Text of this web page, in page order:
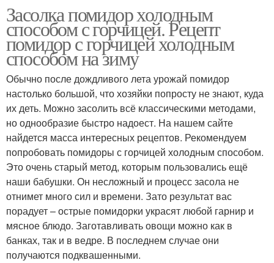
Засолка помидор холодным
способом с горчицей. Рецепт
помидор с горчицей холодным
способом на зиму
Обычно после дождливого лета урожай помидор
настолько большой, что хозяйки попросту не знают, куда
их деть. Можно засолить всё классическими методами,
но однообразие быстро надоест. На нашем сайте
найдется масса интересных рецептов. Рекомендуем
попробовать помидоры с горчицей холодным способом.
Это очень старый метод, которым пользовались ещё
наши бабушки. Он несложный и процесс засола не
отнимет много сил и времени. Зато результат вас
порадует – острые помидорки украсят любой гарнир и
мясное блюдо. Заготавливать овощи можно как в
банках, так и в ведре. В последнем случае они
получаются подквашенными.